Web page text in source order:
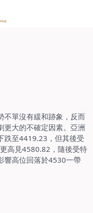
不單沒有緩和跡象，反而
更大的不確定因素。亞洲
跌至4419.23 ，但其後受
高見4580.82 ，隨後受特
響高位回落於4530一帶